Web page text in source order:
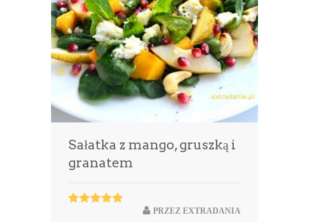
Sałatka z mango, gruszką i
granatem
PRZEZ EXTRADANIA